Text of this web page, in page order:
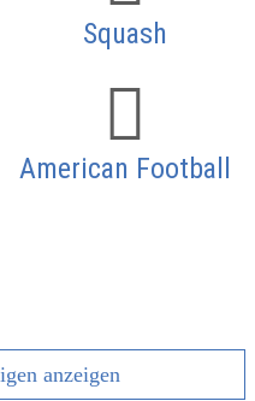
Squash
American Football
anzeigen